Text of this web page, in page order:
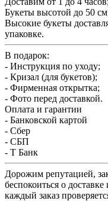
Букеты высотой до 50 см
Высокие букеты
упаковке.
В подарок:
- Инструкция по уходу;
- Кризал (для букетов);
- Фирменная открытка;
- Фото перед доставкой.
Оплата и гарантии
- Банковской картой
- Сбер
- СБП
- Т Банк
Дорожим репутацией,
беспокоиться о
каждый заказ